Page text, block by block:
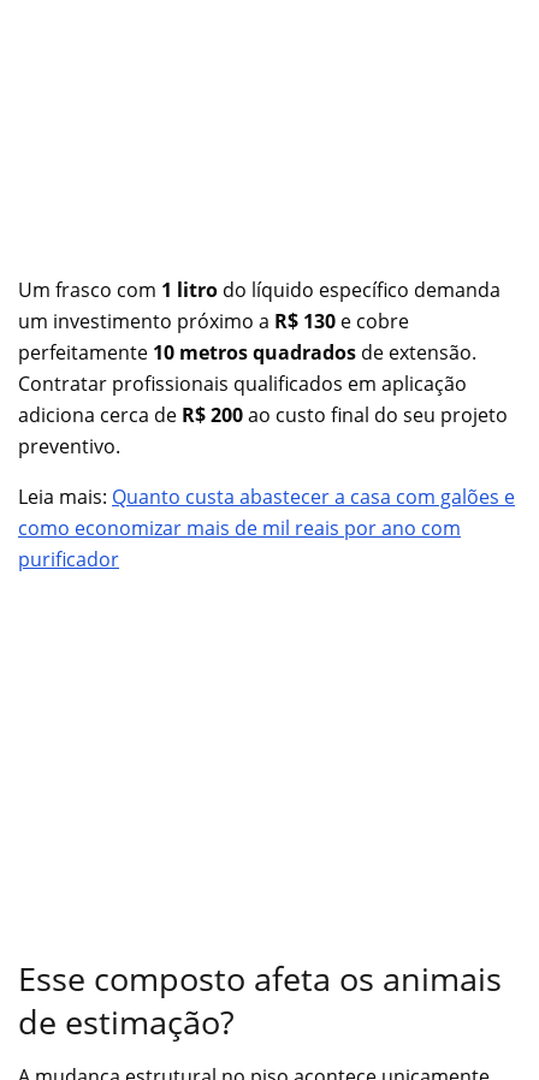
Um frasco com 1 litro do líquido específico demanda
um investimento próximo a R$ 130 e cobre
perfeitamente 10 metros quadrados de extensão.
Contratar profissionais qualificados em aplicação
adiciona cerca de R$ 200ao custo final do seu projeto
preventivo.
Leia mais: Quanto custa abastecer a casa com galões e
como economizar mais de mil reais por ano com
purificador
Esse composto afeta os animais
de estimação?